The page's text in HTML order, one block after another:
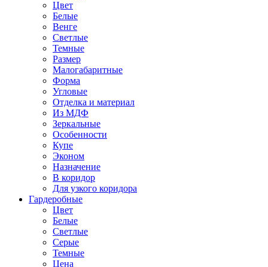
Цвет
Белые
Венге
Светлые
Темные
Размер
Малогабаритные
Форма
Угловые
Отделка и материал
Из МДФ
Зеркальные
Особенности
Купе
Эконом
Назначение
В коридор
Для узкого коридора
Гардеробные
Цвет
Белые
Светлые
Серые
Темные
Цена